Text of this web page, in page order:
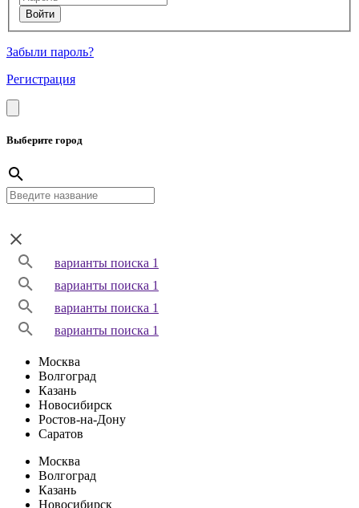
Забыли пароль?
Регистрация
Выберите город
варианты поиска 1
варианты поиска 1
варианты поиска 1
варианты поиска 1
Москва
Волгоград
Казань
Новосибирск
Ростов-на-Дону
Саратов
Москва
Волгоград
Казань
Новосибирск